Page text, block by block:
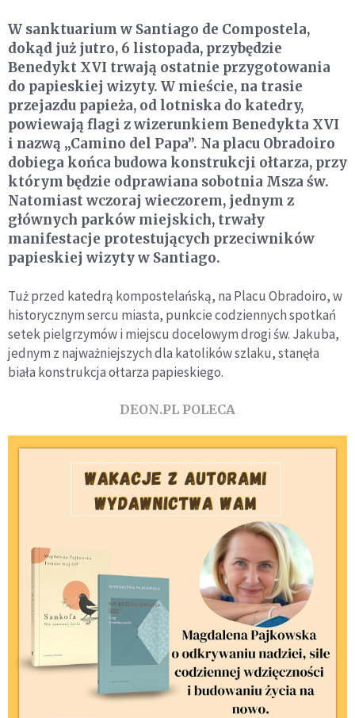
W sanktuarium w Santiago de Compostela,
dokąd już jutro, 6 listopada, przybędzie
Benedykt XVI trwają ostatnie przygotowania
do papieskiej wizyty. W mieście, na trasie
przejazdu papieża, od lotniska do katedry,
powiewają flagi z wizerunkiem Benedykta XVI
i nazwą „Camino del Papa”. Na placu Obradoiro
dobiega końca budowa konstrukcji ołtarza, przy
którym będzie odprawiana sobotnia Msza św.
Natomiast wczoraj wieczorem, jednym z
głównych parków miejskich, trwały
manifestacje protestujących przeciwników
papieskiej wizyty w Santiago.
Tuż przed katedrą kompostelańską, na Placu Obradoiro, w
historycznym sercu miasta, punkcie codziennych spotkań
setek pielgrzymów i miejscu docelowym drogi św. Jakuba,
jednym z najważniejszych dla katolików szlaku, stanęła
biała konstrukcja ołtarza papieskiego.
DEON.PL POLECA